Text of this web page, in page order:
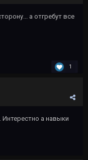
а отгребут все
1
Интерестно а навыки